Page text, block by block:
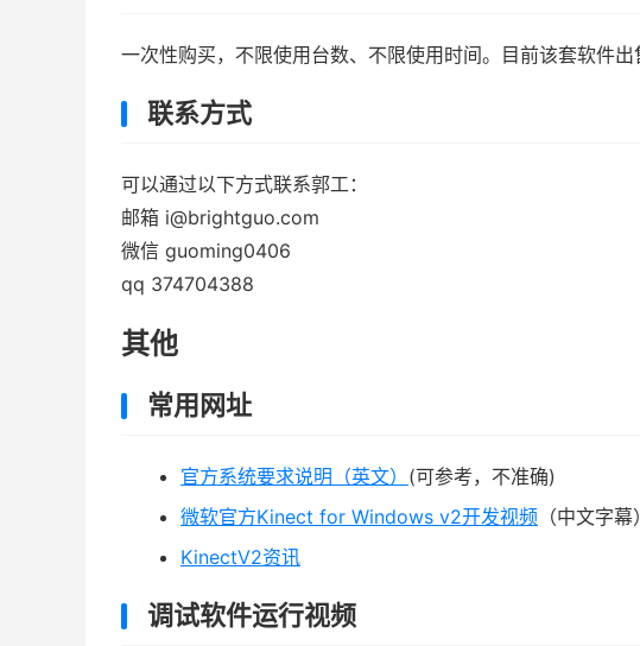
一次性购买，不限使用台数、不限使用时间。目前该套软件出
联系方式
可以通过以下方式联系郭工：
邮箱 i@brightguo.com
微信 guoming0406
qq 374704388
其他
常用网址
官方系统要求说明（英文） (可参考，不准确)
微软官方Kinect for Windows v2开发视频 （中文字幕）
KinectV2资讯
调试软件运行视频